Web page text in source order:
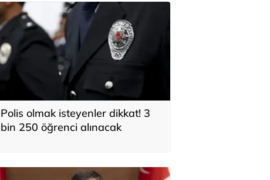
Polis olmak isteyenler dikkat! 3
bin 250 öğrenci alınacak